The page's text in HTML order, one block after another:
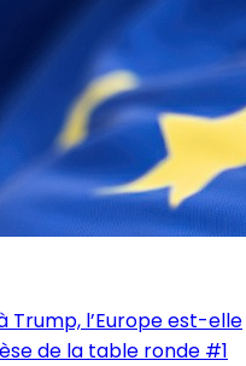
Trump, l’Europe est-elle
de la table ronde #1